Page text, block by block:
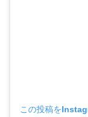
この投稿を